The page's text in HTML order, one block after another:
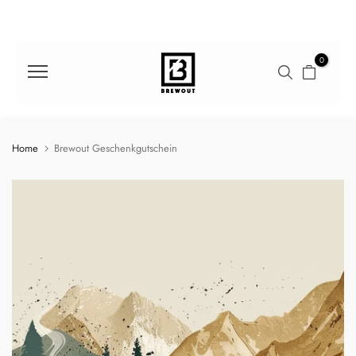
Inhalt
0
Home Brewout Geschenkgutschein